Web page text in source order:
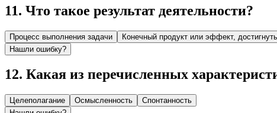
11. Что такое результат деятельности?
Процесс выполнения задачи Конечный продукт или эффект,
Нашли ошибку?
12. Какая из перечисленных
Целеполагание Осмысленность
Спонтанность